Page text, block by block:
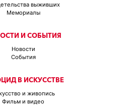
выживших
Мемориалы
И СОБЫТИЯ
Новости
События
В ИСКУССТВЕ
и живопись
Фильм и видео